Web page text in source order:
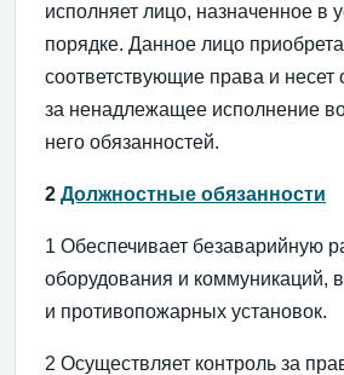
исполняет лицо, назначенное в
порядке. Данное лицо
соответствующие права и несет
за ненадлежащее исполнение
него обязанностей.
2 Должностные обязанности
1 Обеспечивает безаварийную
оборудования и коммуникаций,
и противопожарных установок.
2 Осуществляет контроль за